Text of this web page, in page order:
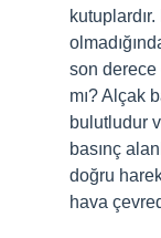
son derece
mı? Alçak
bulutludur
basınç
doğru
hava